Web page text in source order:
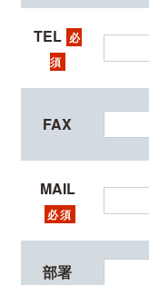
TEL 必
須
FAX
MAIL
必須
部署